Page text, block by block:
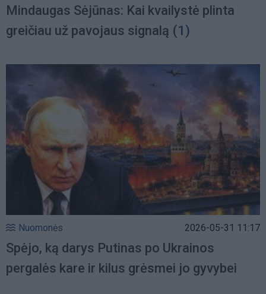
Mindaugas Sėjūnas: Kai kvailystė plinta
greičiau už pavojaus signalą (1)
Nuomonės 2026-05-31 11:17
Spėjo, ką darys Putinas po Ukrainos
pergalės kare ir kilus grėsmei jo gyvybei